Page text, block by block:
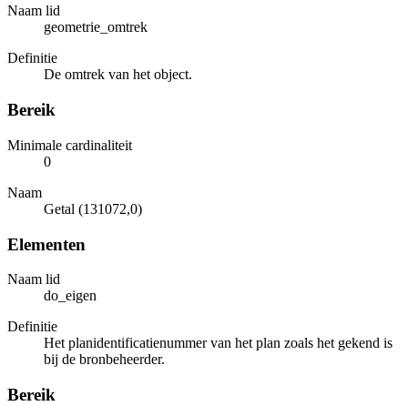
Naam lid
geometrie_omtrek
Definitie
De omtrek van het object.
Bereik
Minimale cardinaliteit
0
Naam
Getal (131072,0)
Elementen
Naam lid
do_eigen
Definitie
Het planidentificatienummer van het plan zoals het gekend is
bij de bronbeheerder.
Bereik